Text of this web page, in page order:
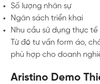
Số lượng nhân sự
Ngân sách triển khai
Nhu cầu sử dụng thực tế
Từ đó tư vấn form áo,
phù hợp cho doanh
Aristino Demo